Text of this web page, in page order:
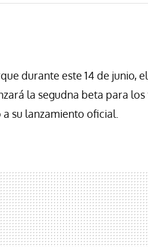
durante este 14 de junio,
la segudna beta para
su lanzamiento oficial.